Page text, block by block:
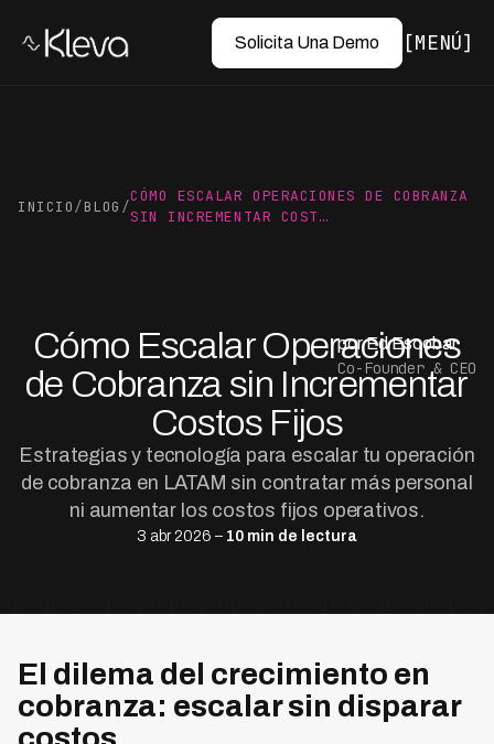
Solicita Una Demo MENÚ
INICIO/BLOG /
CÓMO ESCALAR OPERACIONES DE COBRANZA
SIN INCREMENTAR COST…
Cómo Escalar Operaciones
de Cobranza sin Incrementar
Costos Fijos
Estrategias y tecnología para escalar tu operación
de cobranza en LATAM sin contratar más personal
ni aumentar los costos fijos operativos.
3 abr 2026 – 10 min de lectura
por Ed Escobar
Co-Founder & CEO
El dilema del crecimiento en
cobranza: escalar sin disparar